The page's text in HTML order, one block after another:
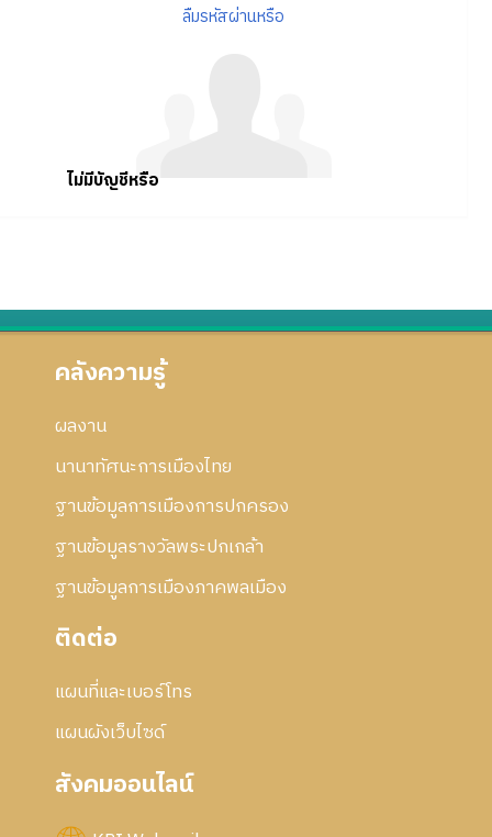
ลืมรหัสผ่านหรือ
ไม่มีบัญชีหรือ
คลังความรู้
ผลงาน
นานาทัศนะการเมืองไทย
ฐานข้อมูลการเมืองการปกครอง
ฐานข้อมูลรางวัลพระปกเกล้า
ฐานข้อมูลการเมืองภาคพลเมือง
ติดต่อ
แผนที่และเบอร์โทร
แผนผังเว็บไซด์
สังคมออนไลน์